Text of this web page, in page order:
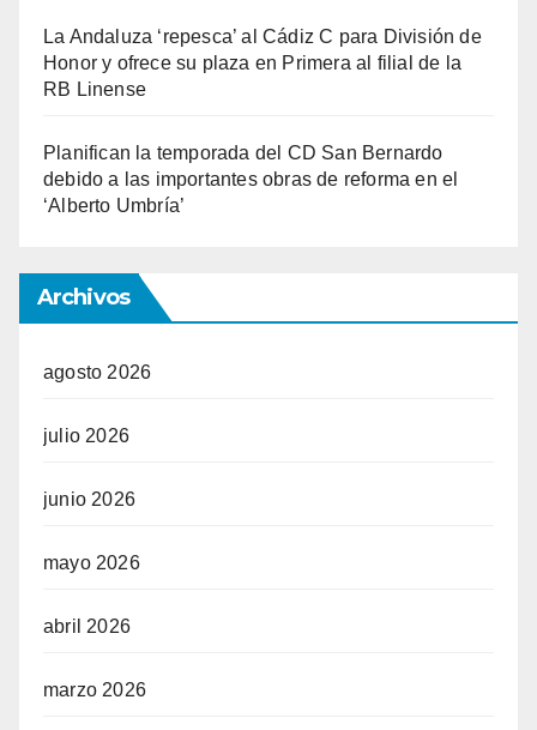
La Andaluza ‘repesca’ al Cádiz C para División de
Honor y ofrece su plaza en Primera al filial de la
RB Linense
Planifican la temporada del CD San Bernardo
debido a las importantes obras de reforma en el
‘Alberto Umbría’
Archivos
agosto 2026
julio 2026
junio 2026
mayo 2026
abril 2026
marzo 2026